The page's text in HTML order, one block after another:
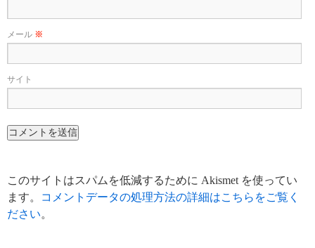
メール ※
サイト
このサイトはスパムを低減するために Akismet を使ってい
ます。
コメントデータの処理方法の詳細はこちらをご覧く
ださい。